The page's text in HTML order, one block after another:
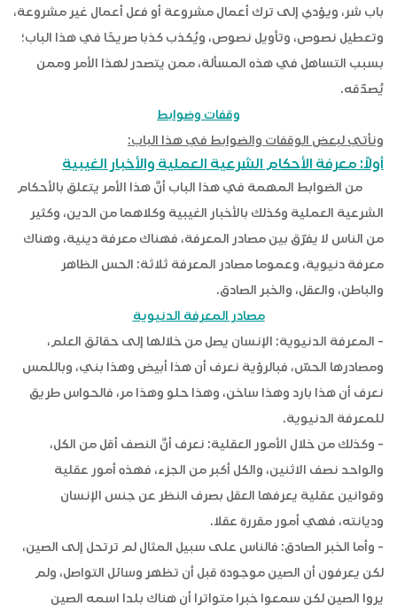
باب شر، ويؤدي إلى ترك أعمال مشروعة أو فعل أعمال غير مشروعة،
وتعطيل نصوص، وتأويل نصوص، ويُكذب كذبا صريحًا في هذا الباب؛
بسبب التساهل في هذه المسألة، ممن يتصدر لهذا الأمر وممن
يُصدّقه.
وقفات وضوابط
ونأتي لبعض الوقفات والضوابط في هذا الباب:
أولاً: معرفة الأحكام الشرعية العملية والأخبار الغيبية
من الضوابط المهمة في هذا الباب أنَّ هذا الأمر يتعلق بالأحكام
الشرعية العملية وكذلك بالأخبار الغيبية وكلاهما من الدين، وكثير
من الناس لا يفرّق بين مصادر المعرفة، فهناك معرفة دينية، وهناك
معرفة دنيوية، وعموما مصادر المعرفة ثلاثة: الحس الظاهر
والباطن، والعقل، والخبر الصادق.
مصادر المعرفة الدنيوية
- المعرفة الدنيوية: الإنسان يصل من خلالها إلى حقائق العلم،
ومصادرها الحسّ، فبالرؤية نعرف أن هذا أبيض وهذا بني، وباللمس
نعرف أن هذا بارد وهذا ساخن، وهذا حلو وهذا مر، فالحواس طريق
للمعرفة الدنيوية.
- وكذلك من خلال الأمور العقلية: نعرف أنَّ النصف أقل من الكل،
والواحد نصف الاثنين، والكل أكبر من الجزء، فهذه أمور عقلية
وقوانين عقلية يعرفها العقل بصرف النظر عن جنس الإنسان
وديانته، فهي أمور مقررة عقلا.
- وأما الخبر الصادق: فالناس على سبيل المثال لم ترتحل إلى الصين،
لكن يعرفون أن الصين موجودة قبل أن تظهر وسائل التواصل، ولم
يروا الصين لكن سمعوا خبرا متواترا أن هناك بلدا اسمه الصين